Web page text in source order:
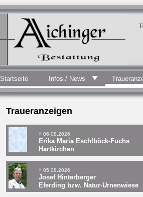
Startseite Infos / News
Traueranzeigen
† 06.08.2026
Erika Maria Eschlböck-Fuchs
Hartkirchen
† 05.08.2026
Josef Hinterberger
Eferding bzw. Natur-Urnenwiese